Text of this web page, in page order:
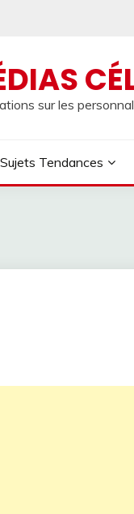
sur les
Sujets Tendances